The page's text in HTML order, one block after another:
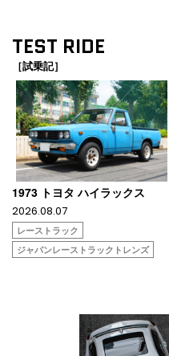
TEST RIDE
［試乗記］
1973 トヨタ ハイラックス
2026.08.07
レーストラック
ジャパンレーストラックトレンズ